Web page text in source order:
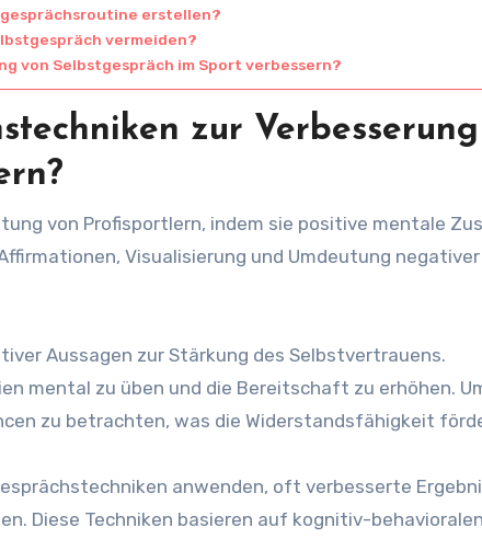
erstellen?
vermeiden?
von Selbstgespräch im Sport verbessern?
zur
von Profisportlern, indem sie positive mentale
Visualisierung und Umdeutung negativer
Aussagen zur Stärkung des Selbstvertrauens.
mental zu üben und die Bereitschaft zu erhöhen.
zu betrachten, was die Widerstandsfähigkeit
anwenden, oft verbesserte
Diese Techniken basieren auf kognitiv-behavioralen